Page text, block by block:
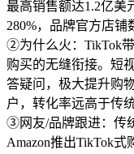
最高销售额达1.2亿美
280%，品牌官方店铺
②为什么火：TikTok
购买的无缝衔接。短
答疑问，极大提升购
户，转化率远高于传
③网友/品牌跟进：传
Amazon推出TikTok